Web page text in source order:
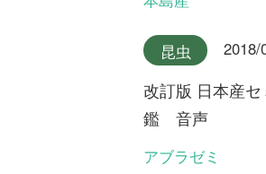
昆虫
改訂版 日本産セミ科図
鑑 音声
イシガキニイニイ
昆虫 2018/07/06